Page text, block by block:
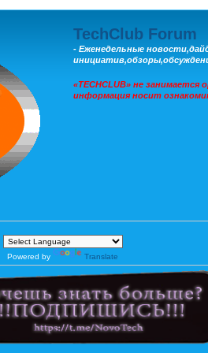
TechClub Forum
- Еженедельные
«TECHCLUB» не занимается
информация носит
Powered by Translate